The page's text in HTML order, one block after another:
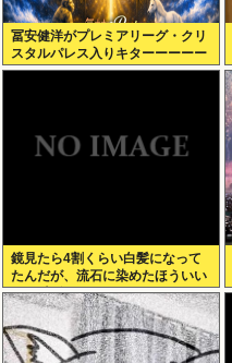
冨安健洋がプレミアリーグ・クリ
スタルパレス入りキターーーーー
ー！
鏡見たら4割くらい白髪になって
たんだが、流石に染めたほういい
の ？半分おじいちゃんでドン引き
したわ